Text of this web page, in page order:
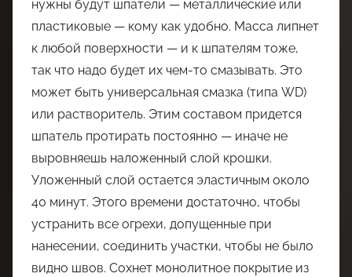
нужны будут шпатели — металлические или
пластиковые — кому как удобно. Масса липнет
к любой поверхности — и к шпателям тоже,
так что надо будет их чем-то смазывать. Это
может быть универсальная смазка (типа WD)
или растворитель. Этим составом придется
шпатель протирать постоянно — иначе не
выровняешь наложенный слой крошки.
Уложенный слой остается эластичным около
40 минут. Этого времени достаточно, чтобы
устранить все огрехи, допущенные при
нанесении, соединить участки, чтобы не было
видно швов. Сохнет монолитное покрытие из